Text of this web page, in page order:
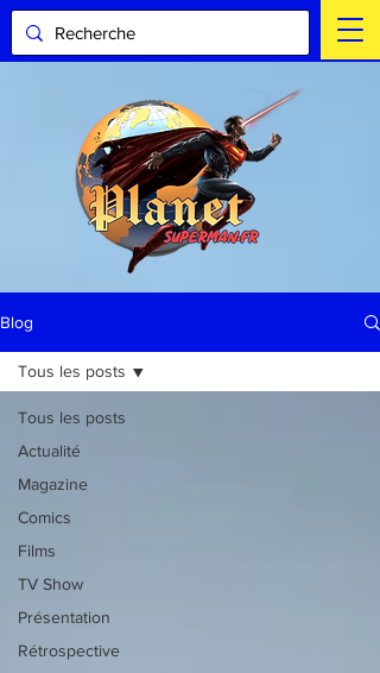
Blog
Tous les posts
Actualité
Magazine
Comics
Films
TV Show
Présentation
Rétrospective
Tous les posts